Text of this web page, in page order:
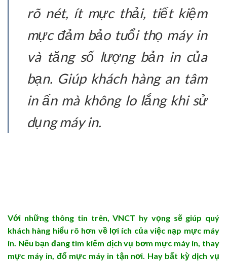
rõ nét, ít mực thải, tiết kiệm
mực đảm bảo tuổi thọ máy in
và tăng số lượng bản in của
bạn. Giúp khách hàng an tâm
in ấn mà không lo lắng khi sử
dụng máy in.
Với những thông tin trên, VNCT hy vọng sẽ giúp quý
khách hàng hiểu rõ hơn về lợi ích của việc nạp mực máy
in. Nếu bạn đang tìm kiếm dịch vụ bơm mực máy in, thay
mực máy in, đổ mực máy in tận nơi. Hay bất kỳ dịch vụ